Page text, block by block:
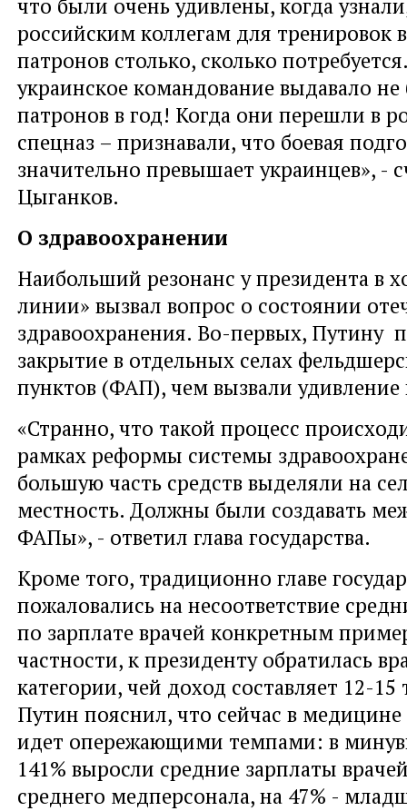
российским коллегам для тренировок
патронов столько, сколько
украинское командование выдавало не
патронов в год! Когда они перешли в
спецназ – признавали, что боевая
значительно превышает украинцев», -
Цыганков.
О здравоохранении
Наибольший резонанс у президента в
линии» вызвал вопрос о состоянии
здравоохранения. Во-первых, Путину
закрытие в отдельных селах
пунктов (ФАП), чем вызвали удивление
«Странно, что такой процесс
рамках реформы системы
большую часть средств выделяли на
местность. Должны были создавать
ФАПы», - ответил глава государства.
Кроме того, традиционно главе
пожаловались на несоответствие
по зарплате врачей конкретным
частности, к президенту обратилась
категории, чей доход составляет 12-15
Путин пояснил, что сейчас в медицине
идет опережающими темпами: в
141% выросли средние зарплаты
среднего медперсонала, на 47% -